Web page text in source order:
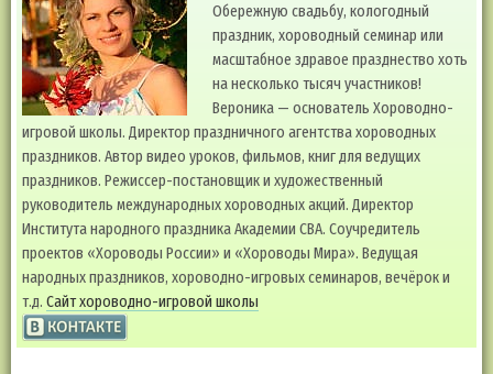
Обережную свадьбу, кологодный
праздник, хороводный семинар или
масштабное здравое празднество хоть
на несколько тысяч участников!
Вероника — основатель Хороводно-
игровой школы. Директор праздничного агентства хороводных
праздников. Автор видео уроков, фильмов, книг для ведущих
праздников. Режиссер-постановщик и художественный
руководитель международных хороводных акций. Директор
Института народного праздника Академии СВА. Соучредитель
проектов «Хороводы России» и «Хороводы Мира». Ведущая
народных праздников, хороводно-игровых семинаров, вечёрок и
т.д. Сайт хороводно-игровой школы